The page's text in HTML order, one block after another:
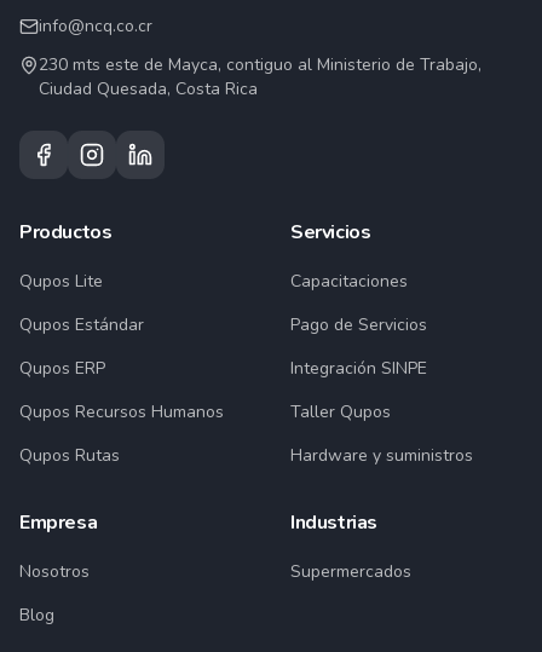
info@ncq.co.cr
230 mts este de Mayca, contiguo al Ministerio de Trabajo,
Ciudad Quesada, Costa Rica
Productos
Qupos Lite
Qupos Estándar
Qupos ERP
Qupos Recursos Humanos
Qupos Rutas
Servicios
Capacitaciones
Pago de Servicios
Integración SINPE
Taller Qupos
Hardware y suministros
Empresa
Nosotros
Blog
Industrias
Supermercados